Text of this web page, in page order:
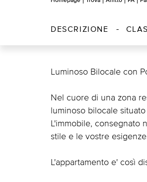
DESCRIZIONE
Luminoso Bilocale con
Nel cuore di una zona
luminoso bilocale
L'immobile, consegnato
stile e le vostre
L'appartamento e' così